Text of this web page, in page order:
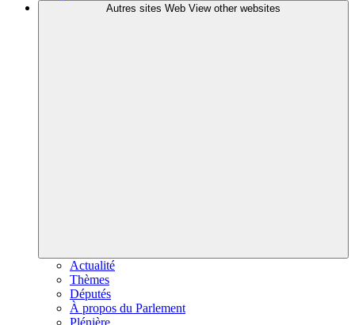
Autres sites Web View other websites
Actualité
Thèmes
Députés
À propos du Parlement
Plénière